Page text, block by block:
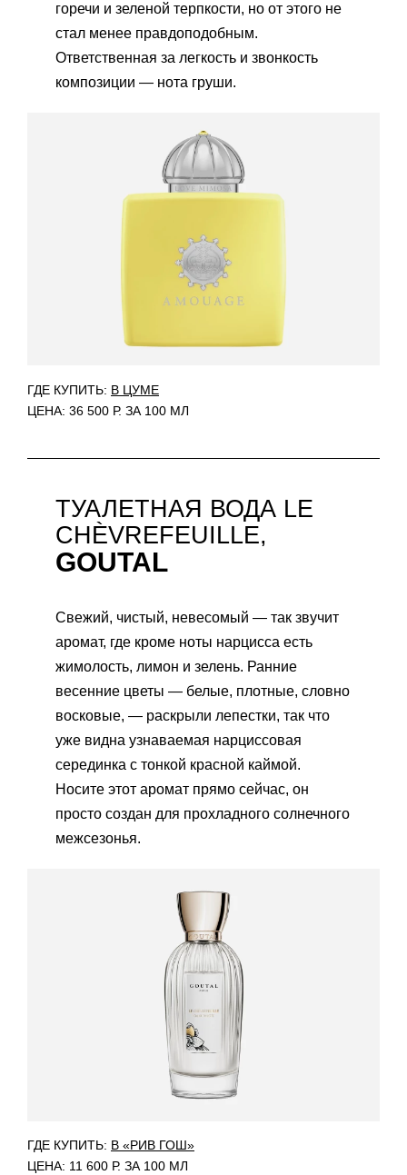
горечи и зеленой терпкости, но от этого не
стал менее правдоподобным.
Ответственная за легкость и звонкость
композиции — нота груши.
ГДЕ КУПИТЬ: В ЦУМЕ
ЦЕНА: 36 500 Р. ЗА 100 МЛ
ТУАЛЕТНАЯ ВОДА LE
CHÈVREFEUILLE,
GOUTAL
Свежий, чистый, невесомый — так звучит
аромат, где кроме ноты нарцисса есть
жимолость, лимон и зелень. Ранние
весенние цветы — белые, плотные, словно
восковые, — раскрыли лепестки, так что
уже видна узнаваемая нарциссовая
серединка с тонкой красной каймой.
Носите этот аромат прямо сейчас, он
просто создан для прохладного солнечного
межсезонья.
ГДЕ КУПИТЬ: В «РИВ ГОШ»
ЦЕНА: 11 600 Р. ЗА 100 МЛ